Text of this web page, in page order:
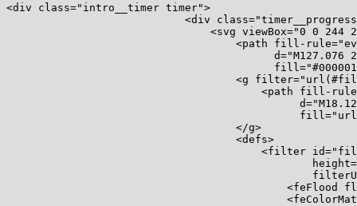
<div class="intro__timer timer">
<div
<svg viewBox="0 0 244
<path fill-
d="M127.076
<g
<path fill-
                                    </g>
                                    <defs>
<filter
<feFlood